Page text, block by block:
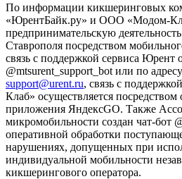
По информации кикшеринговых
«ЮрентБайк.ру» и ООО «Модом-
предпринимательскую
Ставрополя посредством
связь с поддержкой сервиса Юрент
@mtsurent_support_bot или по
support@urent.ru, связь с
Клаб» осуществляется
приложения ЯндексGO. Также
микромобильности создан чат-бот
оперативной обработки
нарушениях, допущенных при
индивидуальной мобильности
кикшерингового оператора.